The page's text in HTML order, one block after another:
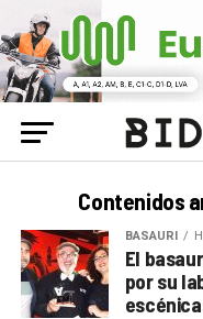
Contenidos
BASAURI
El
por su